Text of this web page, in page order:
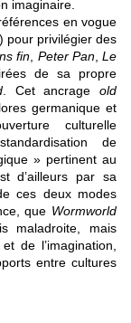
imaginaire.
en vogue
pour privilégier des
fin Peter Pan,Le
de sa propre
. Cet ancrage old
germanique et
culturelle
de
» pertinent au
d’ailleurs par sa
ces deux modes
que Wormworld
maladroite, mais
de l’imagination,
entre cultures